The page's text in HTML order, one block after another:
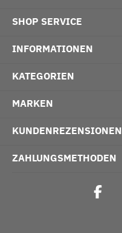
SHOP SERVICE
INFORMATIONEN
KATEGORIEN
MARKEN
KUNDENREZENSIONEN
ZAHLUNGSMETHODEN